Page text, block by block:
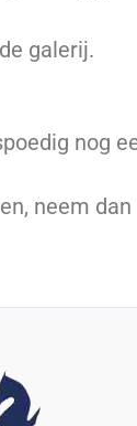
galerij.
nog
neem